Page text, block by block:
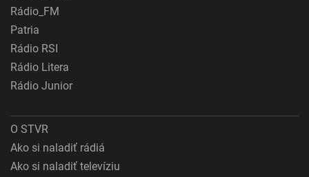
Rádio_FM
Patria
Rádio RSI
Rádio Litera
Rádio Junior
O STVR
Ako si naladiť rádiá
Ako si naladiť televíziu